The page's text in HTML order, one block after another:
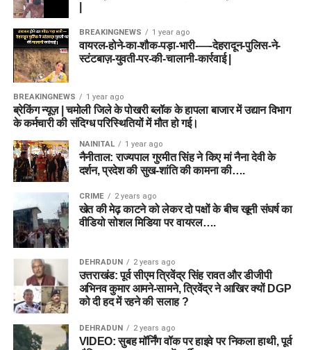
BREAKINGNEWS 1 year ago
वायरल-होने-का-शौक-पड़ा-भारी-—-देहरादून-पुलिस-ने-
स्टंटबाज़-युवती-पर-की-चालानी-कार्रवाई |
BREAKINGNEWS 1 year ago
ब्रेकिंग न्यूज़ | चमोली जिले के पोखरी ब्लॉक के हापला बाजार में उद्यान विभाग
के कर्मचारी की संदिग्ध परिस्थितियों में मौत हो गई।
NAINITAL 1 year ago
नैनीताल: राज्यपाल गुरमीत सिंह ने किए मां नैना देवी के
दर्शन, प्रदेश की सुख-शांति की कामना की….
CRIME 2 years ago
खेत की मेढ़ काटने को लेकर दो पक्षों के बीच खूनी संघर्ष का
वीडियो सोशल मिडिया पर वायरल….
DEHRADUN 2 years ago
उत्तराखंड: पूर्व सीएम त्रिवेंद्र सिंह रावत और डीजीपी
अभिनव कुमार आमने-सामने, त्रिवेंद्र ने आखिर क्यों DGP
को दी हद में रहने की सलाह ?
DEHRADUN 2 years ago
VIDEO: सुबह मॉर्निंग वॉक पर हाइवे पर निकला हाथी, पूर्व